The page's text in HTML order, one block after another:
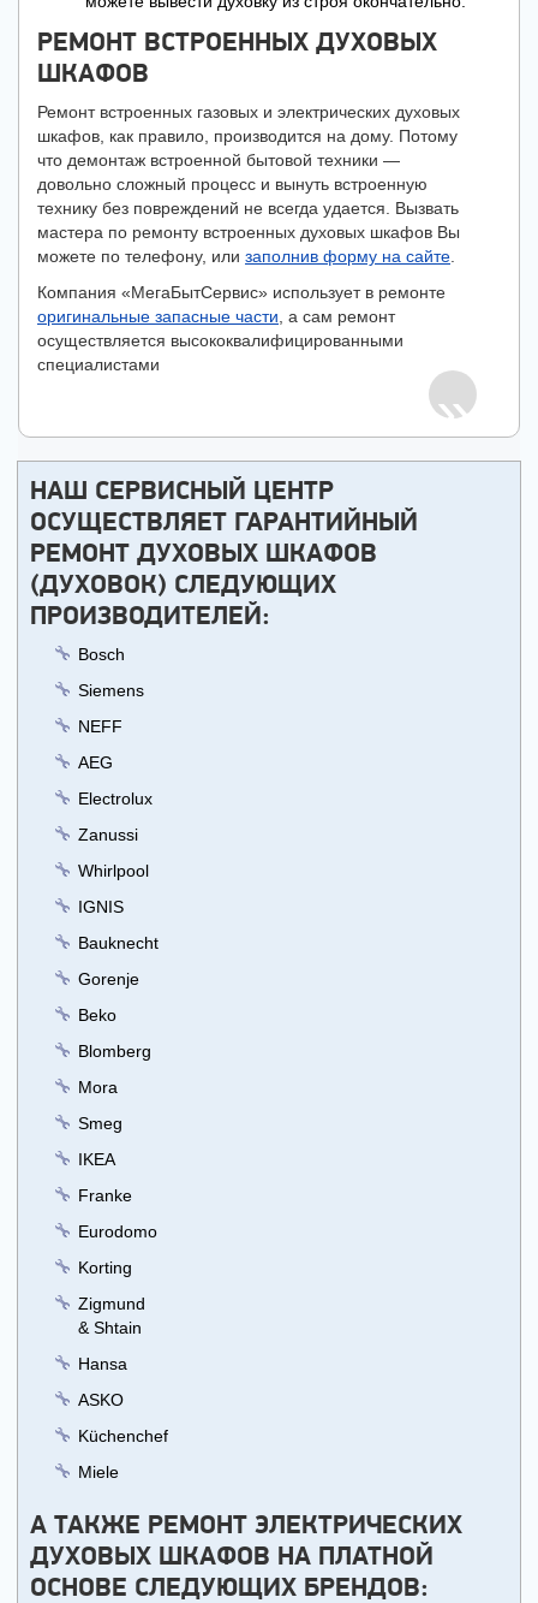
РЕМОНТ ВСТРОЕННЫХ ДУХОВЫХ
ШКАФОВ
Ремонт встроенных газовых и электрических духовых
шкафов, как правило, производится на дому. Потому
что демонтаж встроенной бытовой техники —
довольно сложный процесс и вынуть встроенную
технику без повреждений не всегда удается. Вызвать
мастера по ремонту встроенных духовых шкафов Вы
можете по телефону, или заполнив форму на сайте
Компания «МегаБытСервис» использует в ремонте
оригинальные запасные части , а сам ремонт
осуществляется высококвалифицированными
специалистами
НАШ СЕРВИСНЫЙ ЦЕНТР
ОСУЩЕСТВЛЯЕТ ГАРАНТИЙНЫЙ
РЕМОНТ ДУХОВЫХ ШКАФОВ
(ДУХОВОК) СЛЕДУЮЩИХ
ПРОИЗВОДИТЕЛЕЙ:
Bosch
Siemens
NEFF
AEG
Electrolux
Zanussi
Whirlpool
IGNIS
Bauknecht
Gorenje
Beko
Blomberg
Mora
Smeg
IKEA
Franke
Eurodomo
Korting
Zigmund
& Shtain
Hansa
ASKO
Küchenchef
Miele
А ТАКЖЕ РЕМОНТ ЭЛЕКТРИЧЕСКИХ
ДУХОВЫХ ШКАФОВ НА ПЛАТНОЙ
ОСНОВЕ СЛЕДУЮЩИХ БРЕНДОВ: